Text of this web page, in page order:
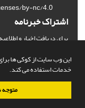
این وب سایت از کوکی ها
خدمات استفاده می کند.
by-nc/4.0/
اشتراک خبرنامه
برای دریافت اخبار و